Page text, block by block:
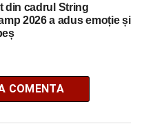
din cadrul String
2026 a adus emoție și
COMENTA